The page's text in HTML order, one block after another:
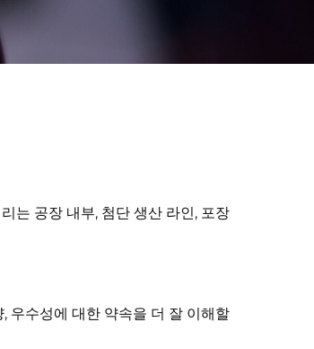
는 공장 내부, 첨단 생산 라인, 포장
우수성에 대한 약속을 더 잘 이해할